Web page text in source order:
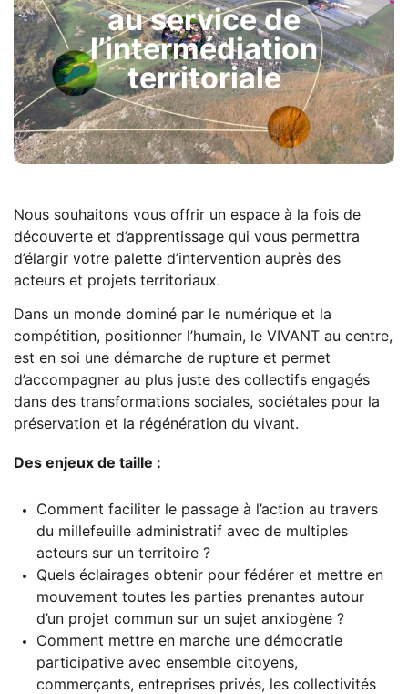
au service de
l’intermédiation
territoriale
Nous souhaitons vous offrir un espace à la fois de
découverte et d’apprentissage qui vous permettra
d’élargir votre palette d’intervention auprès des
acteurs et projets territoriaux.
Dans un monde dominé par le numérique et la
compétition, positionner l’humain, le VIVANT au centre,
est en soi une démarche de rupture et permet
d’accompagner au plus juste des collectifs engagés
dans des transformations sociales, sociétales pour la
préservation et la régénération du vivant.
Des enjeux de taille :
Comment faciliter le passage à l’action au travers
du millefeuille administratif avec de multiples
acteurs sur un territoire ?
Quels éclairages obtenir pour fédérer et mettre en
mouvement toutes les parties prenantes autour
d’un projet commun sur un sujet anxiogène ?
Comment mettre en marche une démocratie
participative avec ensemble citoyens,
commerçants, entreprises privés, les collectivités